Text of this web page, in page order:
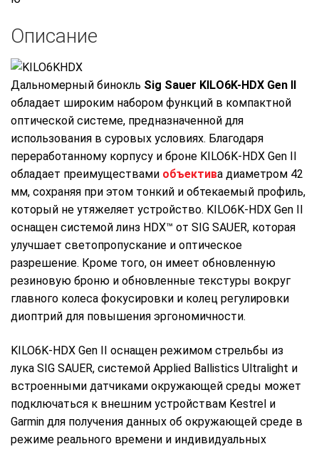
Описание
Дальномерный бинокль Sig Sauer KILO6K-HDX Gen II
обладает широким набором функций в компактной
оптической системе, предназначенной для
использования в суровых условиях. Благодаря
переработанному корпусу и броне KILO6K-HDX Gen II
обладает преимуществами объектива диаметром 42
мм, сохраняя при этом тонкий и обтекаемый профиль,
который не утяжеляет устройство. KILO6K-HDX Gen II
оснащен системой линз HDX™ от SIG SAUER, которая
улучшает светопропускание и оптическое
разрешение. Кроме того, он имеет обновленную
резиновую броню и обновленные текстуры вокруг
главного колеса фокусировки и колец регулировки
диоптрий для повышения эргономичности.
KILO6K-HDX Gen II оснащен режимом стрельбы из
лука SIG SAUER, системой Applied Ballistics Ultralight и
встроенными датчиками окружающей среды может
подключаться к внешним устройствам Kestrel и
Garmin для получения данных об окружающей среде в
режиме реального времени и индивидуальных